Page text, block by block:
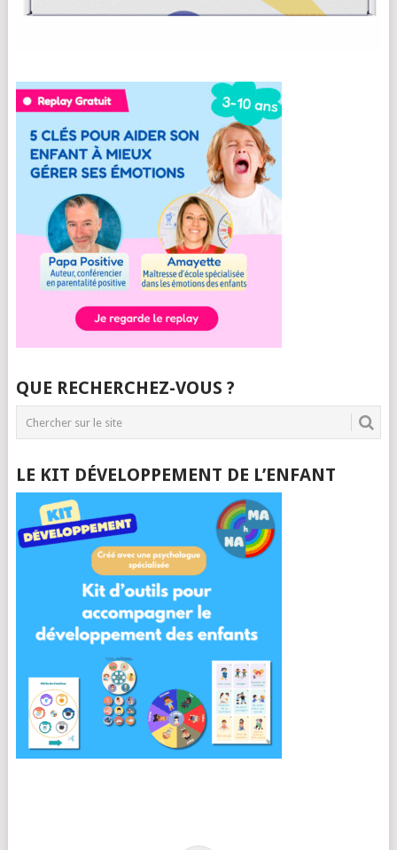
QUE RECHERCHEZ-VOUS ?
LE KIT DÉVELOPPEMENT DE L’ENFANT